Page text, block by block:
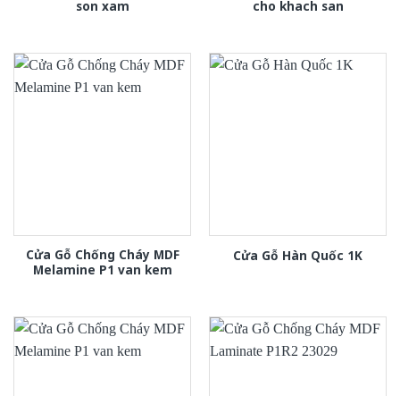
son xam
cho khach san
Cửa Gỗ Chống Cháy MDF
Melamine P1 van kem
Cửa Gỗ Hàn Quốc 1K